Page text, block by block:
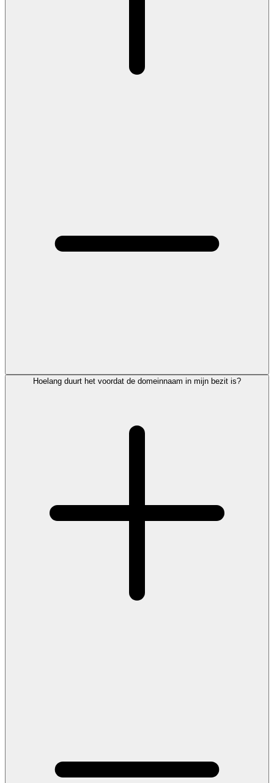
Hoelang duurt het voordat de domeinnaam in mijn bezit is?